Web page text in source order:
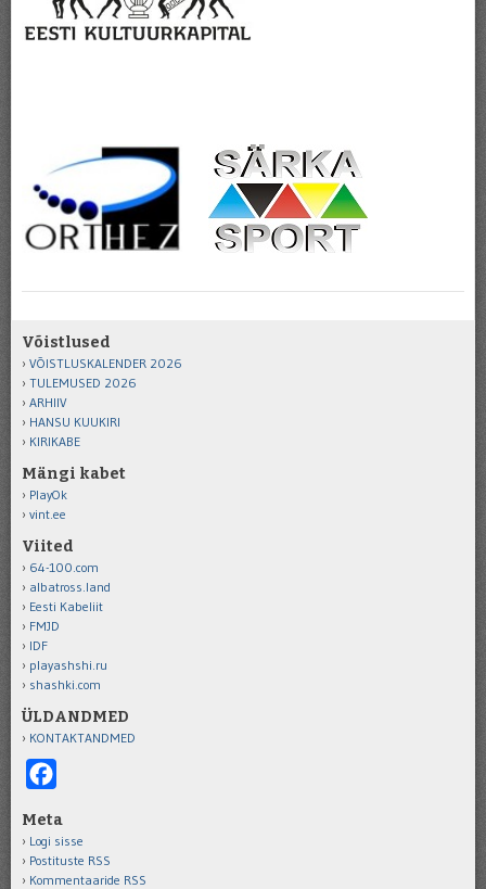
Võistlused
VÕISTLUSKALENDER 2026
TULEMUSED 2026
ARHIIV
HANSU KUUKIRI
KIRIKABE
Mängi kabet
PlayOk
vint.ee
Viited
64-100.com
albatross.land
Eesti Kabeliit
FMJD
IDF
playashshi.ru
shashki.com
ÜLDANDMED
KONTAKTANDMED
Meta
Logi sisse
Postituste RSS
Kommentaaride RSS